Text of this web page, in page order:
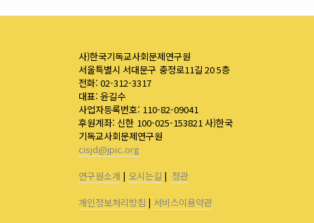
사)한국기독교사회문제연구원
서울특별시 서대문구 충정로11길 20 5층
전화: 02-312-3317
대표: 윤길수
사업자등록번호: 110-82-09041
후원계좌: 신한 100-025-153821 사)한국
기독교사회문제연구원
cisjd@jpic.org
연구원소개 | 오시는길 | 정관
개인정보처리방침 | 서비스이용약관